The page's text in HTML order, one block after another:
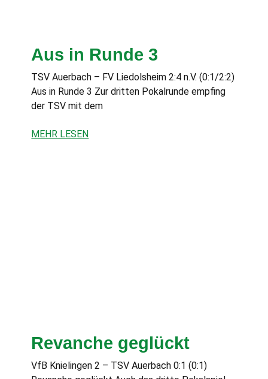
Aus in Runde 3
TSV Auerbach – FV Liedolsheim 2:4 n.V. (0:1/2:2)
Aus in Runde 3 Zur dritten Pokalrunde empfing
der TSV mit dem
MEHR LESEN
Revanche geglückt
VfB Knielingen 2 – TSV Auerbach 0:1 (0:1)